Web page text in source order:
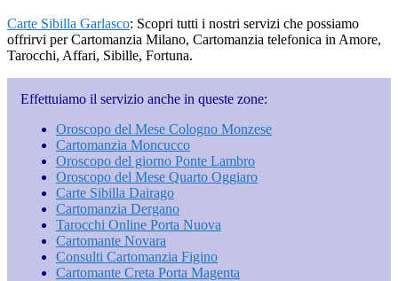
Carte Sibilla Garlasco: Scopri tutti i nostri servizi che possiamo
offrirvi per Cartomanzia Milano, Cartomanzia telefonica in Amore,
Tarocchi, Affari, Sibille, Fortuna.
Effettuiamo il servizio anche in queste zone:
Oroscopo del Mese Cologno Monzese
Cartomanzia Moncucco
Oroscopo del giorno Ponte Lambro
Oroscopo del Mese Quarto Oggiaro
Carte Sibilla Dairago
Cartomanzia Dergano
Tarocchi Online Porta Nuova
Cartomante Novara
Consulti Cartomanzia Figino
Cartomante Creta Porta Magenta